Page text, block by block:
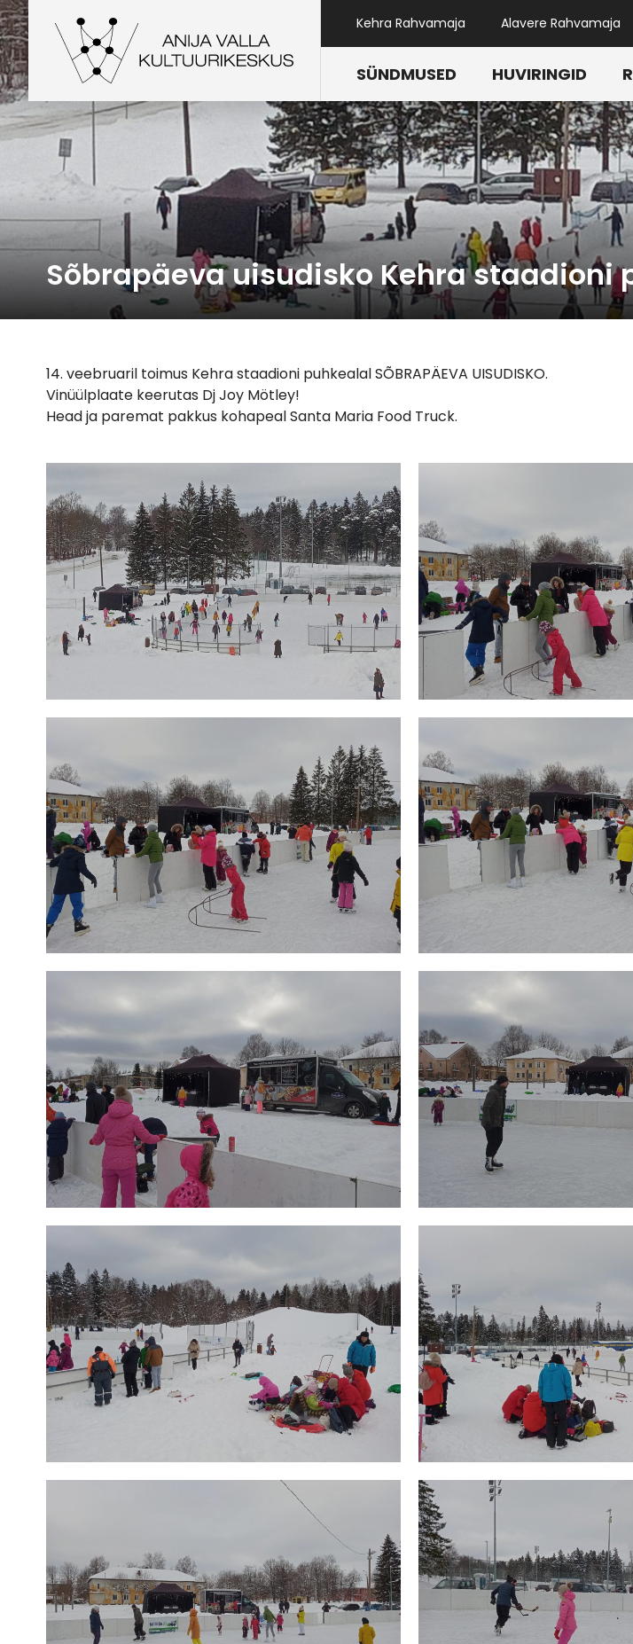
Kehra Rahvamaja Alavere Rahvamaja
SÜNDMUSED HUVIRINGID
Sõbrapäeva uisudisko Kehra staadioni
14. veebruaril toimus Kehra staadioni puhkealal SÕBRAPÄEVA UISUDISKO.
Vinüülplaate keerutas Dj Joy Mötley!
Head ja paremat pakkus kohapeal Santa Maria Food Truck.